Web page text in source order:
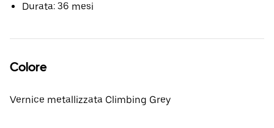
Durata: 36 mesi
Colore
Vernice metallizzata Climbing Grey